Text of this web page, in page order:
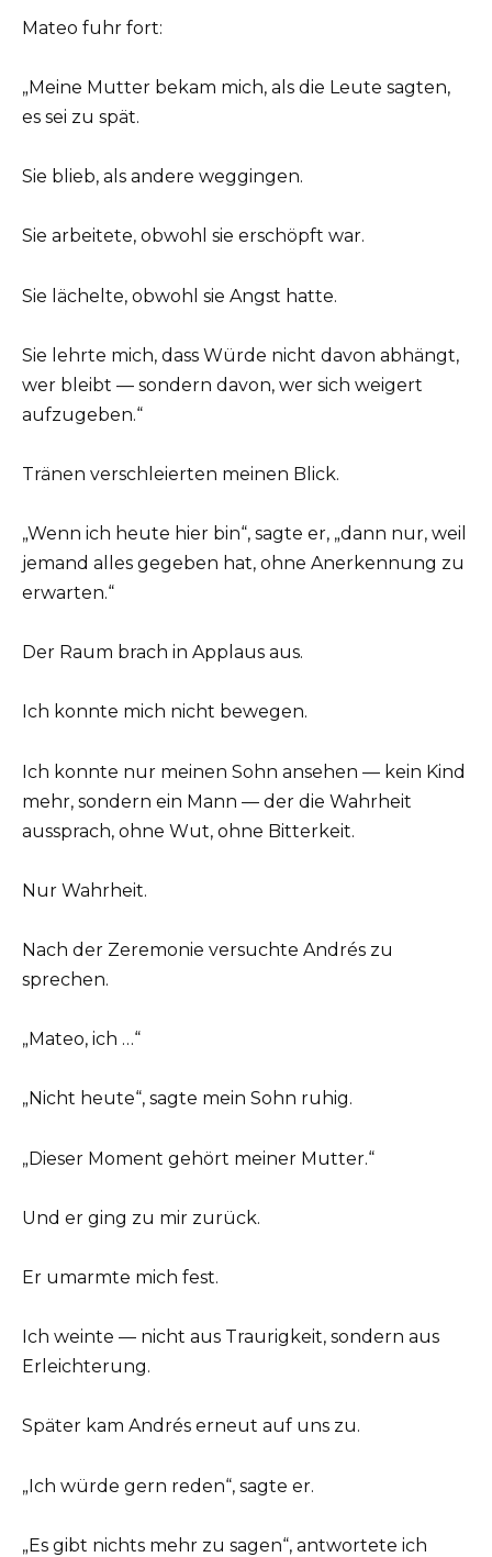
Mateo fuhr fort:
„Meine Mutter bekam mich, als die Leute sagten,
es sei zu spät.
Sie blieb, als andere weggingen.
Sie arbeitete, obwohl sie erschöpft war.
Sie lächelte, obwohl sie Angst hatte.
Sie lehrte mich, dass Würde nicht davon abhängt,
wer bleibt — sondern davon, wer sich weigert
aufzugeben.“
Tränen verschleierten meinen Blick.
„Wenn ich heute hier bin“, sagte er, „dann nur, weil
jemand alles gegeben hat, ohne Anerkennung zu
erwarten.“
Der Raum brach in Applaus aus.
Ich konnte mich nicht bewegen.
Ich konnte nur meinen Sohn ansehen — kein Kind
mehr, sondern ein Mann — der die Wahrheit
aussprach, ohne Wut, ohne Bitterkeit.
Nur Wahrheit.
Nach der Zeremonie versuchte Andrés zu
sprechen.
„Mateo, ich …“
„Nicht heute“, sagte mein Sohn ruhig.
„Dieser Moment gehört meiner Mutter.“
Und er ging zu mir zurück.
Er umarmte mich fest.
Ich weinte — nicht aus Traurigkeit, sondern aus
Erleichterung.
Später kam Andrés erneut auf uns zu.
„Ich würde gern reden“, sagte er.
„Es gibt nichts mehr zu sagen“, antwortete ich